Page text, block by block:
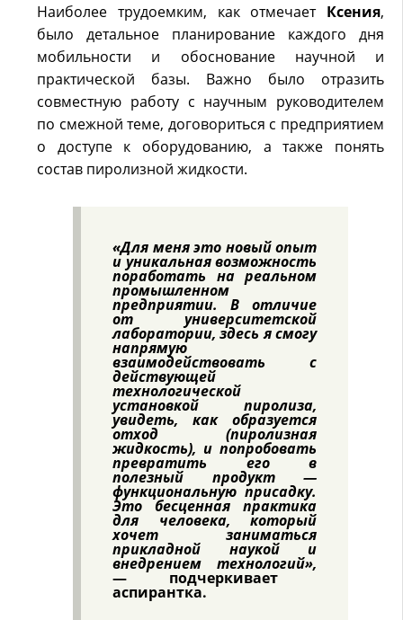
Наиболее трудоемким, как отмечает Ксения,
было детальное планирование каждого дня
мобильности и обоснование научной и
практической базы. Важно было отразить
совместную работу с научным руководителем
по смежной теме, договориться с предприятием
о доступе к оборудованию, а также понять
состав пиролизной жидкости.
«Для меня это новый опыт
и уникальная возможность
поработать на реальном
промышленном
предприятии. В отличие
от университетской
лаборатории, здесь я смогу
напрямую
взаимодействовать с
действующей
технологической
установкой пиролиза,
увидеть, как образуется
отход (пиролизная
жидкость), и попробовать
превратить его в
полезный продукт —
функциональную присадку.
Это бесценная практика
для человека, который
хочет заниматься
прикладной наукой и
внедрением технологий»,
— подчеркивает
аспирантка.